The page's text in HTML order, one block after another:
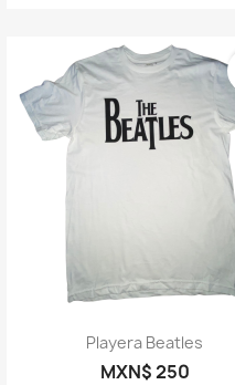
Vista rápida
Playera Beatles
MXN$ 250